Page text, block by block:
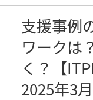
支援事例
ワークは
く？【
2025年3